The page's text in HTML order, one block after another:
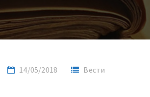
14/05/2018 Вести